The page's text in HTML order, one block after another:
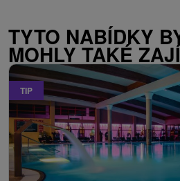
TYTO NABÍDKY
MOHLY TAKÉ
TIP